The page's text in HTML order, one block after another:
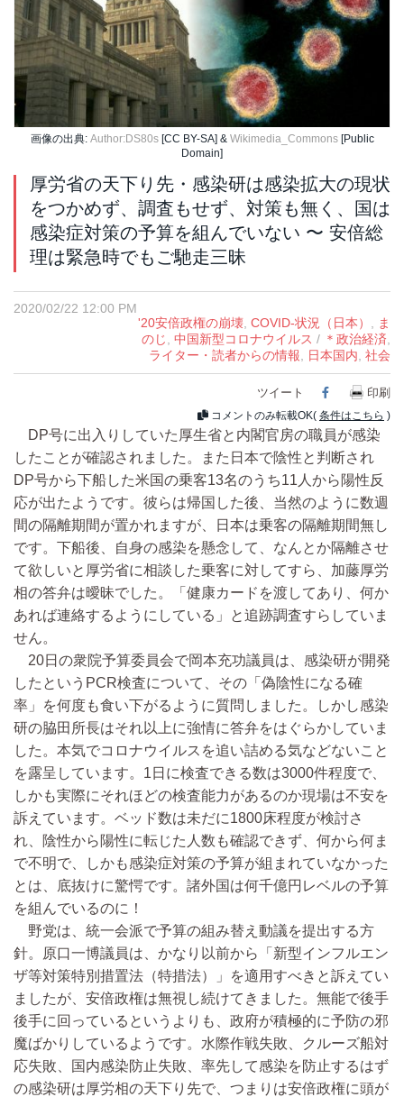
画像の出典: Author:DS80s[CC BY-SA] & Wikimedia_Commons[Public
Domain]
厚労省の天下り先・感染研は感染拡大の現状
をつかめず、調査もせず、対策も無く、国は
感染症対策の予算を組んでいない 〜 安倍総
理は緊急時でもご馳走三昧
2020/02/22 12:00 PM
'20安倍政権の崩壊 COVID-状況（日本）
ま
のじ
中国新型コロナウイルス / ＊政治経済
ライター・読者からの情報
日本国内 社会
ツイート Facebook
印刷
コメントのみ転載OK( 条件はこちら )
DP号に出入りしていた厚生省と内閣官房の職員が感染
したことが確認されました。また日本で陰性と判断され
DP号から下船した米国の乗客13名のうち11人から陽性反
応が出たようです。彼らは帰国した後、当然のように数週
間の隔離期間が置かれますが、日本は乗客の隔離期間無し
です。下船後、自身の感染を懸念して、なんとか隔離させ
て欲しいと厚労省に相談した乗客に対してすら、加藤厚労
相の答弁は曖昧でした。「健康カードを渡してあり、何か
あれば連絡するようにしている」と追跡調査すらしていま
せん。
20日の衆院予算委員会で岡本充功議員は、感染研が開発
したというPCR検査について、その「偽陰性になる確
率」を何度も食い下がるように質問しました。しかし感染
研の脇田所長はそれ以上に強情に答弁をはぐらかしていま
した。本気でコロナウイルスを追い詰める気などないこと
を露呈しています。1日に検査できる数は3000件程度で、
しかも実際にそれほどの検査能力があるのか現場は不安を
訴えています。ベッド数は未だに1800床程度が検討さ
れ、陰性から陽性に転じた人数も確認できず、何から何ま
で不明で、しかも感染症対策の予算が組まれていなかった
とは、底抜けに驚愕です。諸外国は何千億円レベルの予算
を組んでいるのに！
野党は、統一会派で予算の組み替え動議を提出する方
針。原口一博議員は、かなり以前から「新型インフルエン
ザ等対策特別措置法（特措法）」を適用すべきと訴えてい
ましたが、安倍政権は無視し続けてきました。無能で後手
後手に回っているというよりも、政府が積極的に予防の邪
魔ばかりしているようです。水際作戦失敗、クルーズ船対
応失敗、国内感染防止失敗、率先して感染を防止するはず
の感染研は厚労相の天下り先で、つまりは安倍政権に頭が